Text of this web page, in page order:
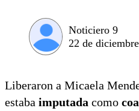
Noticiero 9
22 de
Liberaron a Micaela
estaba imputada como